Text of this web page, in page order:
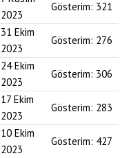
2023
Gösterim: 321
31 Ekim
2023
Gösterim: 276
24 Ekim
2023
Gösterim: 306
17 Ekim
2023
Gösterim: 283
10 Ekim
2023
Gösterim: 427